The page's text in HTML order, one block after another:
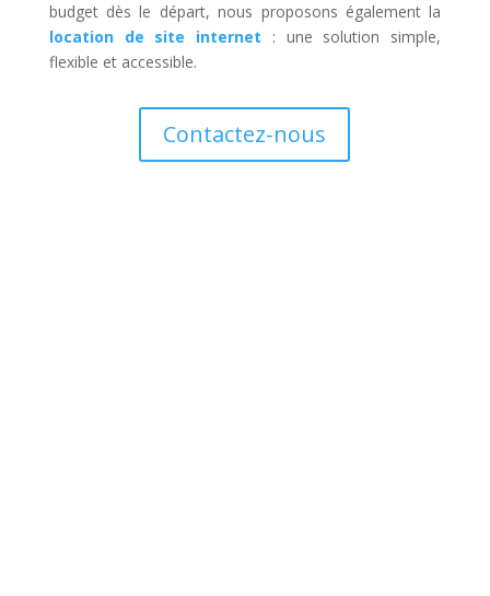
budget dès le départ, nous proposons également la
location de site internet : une solution simple,
flexible et accessible.
Contactez-nous